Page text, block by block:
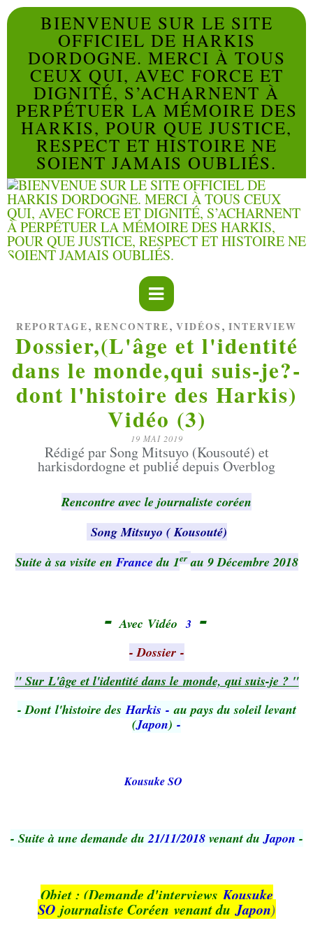
BIENVENUE SUR LE SITE
OFFICIEL DE HARKIS
DORDOGNE. MERCI À TOUS
CEUX QUI, AVEC FORCE ET
DIGNITÉ, S’ACHARNENT À
PERPÉTUER LA MÉMOIRE DES
HARKIS, POUR QUE JUSTICE,
RESPECT ET HISTOIRE NE
SOIENT JAMAIS OUBLIÉS.
REPORTAGE, RENCONTRE, VIDÉOS , INTERVIEW
Dossier,(L'âge et l'identité
dans le monde,qui suis-je?-
dont l'histoire des Harkis)
Vidéo (3)
19 MAI 2019
Rédigé par Song Mitsuyo (Kousouté) et
harkisdordogne et publié depuis Overblog
Rencontre avec le journaliste coréen
Song Mitsuyo ( Kousouté)
Suite à sa visite enFrance du 1erau 9 Décembre 2018
-Avec Vidéo 3 -
- Dossier -
" SurL'âge et l'identité dans le monde, qui suis-je ? "
- Dont l'histoire des Harkis -au pays du soleil levant
(Japon) -
Kousuke SO
- Suite à une demande du21/11/2018venant duJapon -
Objet : (Demande d'interviews Kousuke
SO journaliste Coréen venant du Japon)